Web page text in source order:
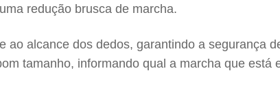
redução brusca de marcha.
ao alcance dos dedos, garantindo a segurança
tamanho, informando qual a marcha que está